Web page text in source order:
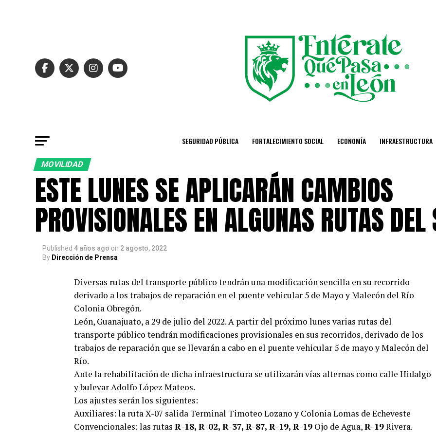
SEGURIDAD PÚBLICA FORTALECIMIENTO SOCIAL ECONOMÍA INFRAESTRUCTURA
MOVILIDAD
ESTE LUNES SE APLICARÁN CAMBIOS
PROVISIONALES EN ALGUNAS RUTAS
Published 4 años ago on 2 agosto, 2022
By Dirección de Prensa
Diversas rutas del transporte público tendrán una modificación sencilla en su recorrido
derivado a los trabajos de reparación en el puente vehicular 5 de Mayo y Malecón del Río
Colonia Obregón.
León, Guanajuato, a 29 de julio del 2022. A partir del próximo lunes varias rutas del
transporte público tendrán modificaciones provisionales en sus recorridos, derivado de los
trabajos de reparación que se llevarán a cabo en el puente vehicular 5 de mayo y Malecón del
Río.
Ante la rehabilitación de dicha infraestructura se utilizarán vías alternas como calle Hidalgo
y bulevar Adolfo López Mateos.
Los ajustes serán los siguientes:
Auxiliares: la ruta X-07 salida Terminal Timoteo Lozano y Colonia Lomas de Echeveste
Convencionales: las rutas R-18, R-02, R-37, R-87, R-19, R-19 Ojo de Agua,R-19Rivera.